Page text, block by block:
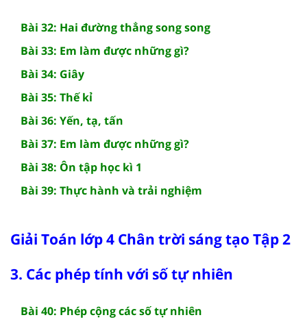
Bài 32: Hai đường thẳng song song
Bài 33: Em làm được những gì?
Bài 34: Giây
Bài 35: Thế kỉ
Bài 36: Yến, tạ, tấn
Bài 37: Em làm được những gì?
Bài 38: Ôn tập học kì 1
Bài 39: Thực hành và trải nghiệm
Giải Toán lớp 4 Chân trời sáng tạo Tập 2
3. Các phép tính với số tự nhiên
Bài 40: Phép cộng các số tự nhiên